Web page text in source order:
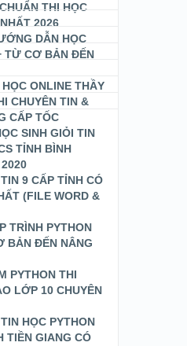
THI HỌC
2026
DẪN HỌC
TỪ CƠ BẢN ĐẾN
ONLINE THẦY
CHUYÊN TIN &
CẤP TỐC
SINH GIỎI TIN
TỈNH BÌNH
9 CẤP TỈNH CÓ
(FILE WORD &
TRÌNH PYTHON
BẢN ĐẾN NÂNG
PYTHON THI
LỚP 10 CHUYÊN
HỌC PYTHON
TIỀN GIANG CÓ